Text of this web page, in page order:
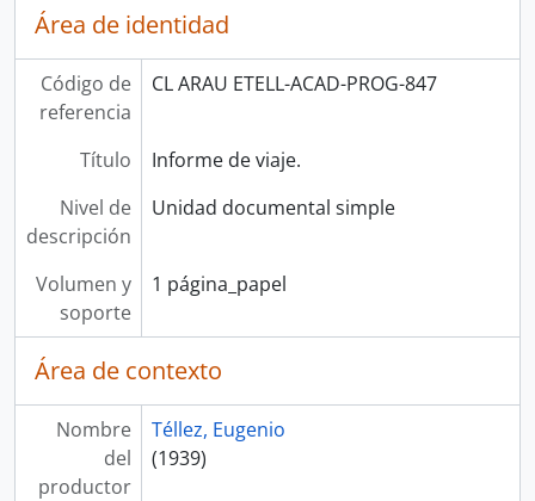
Área de identidad
Código de
referencia
CL ARAU ETELL-ACAD-PROG-847
Título
Informe de viaje.
Nivel de
descripción
Unidad documental simple
Volumen y
soporte
1 página_papel
Área de contexto
Nombre
del
productor
Téllez, Eugenio
(1939)